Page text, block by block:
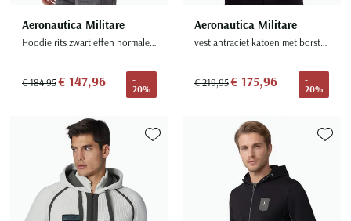
Aeronautica Militare
Hoodie rits zwart effen normale fit
€ 184,95€ 147,96
-
20%
Aeronautica Militare
vest antraciet katoen met borstzak
€ 219,95€ 175,96
-
20%
Toevoegen aan favorieten